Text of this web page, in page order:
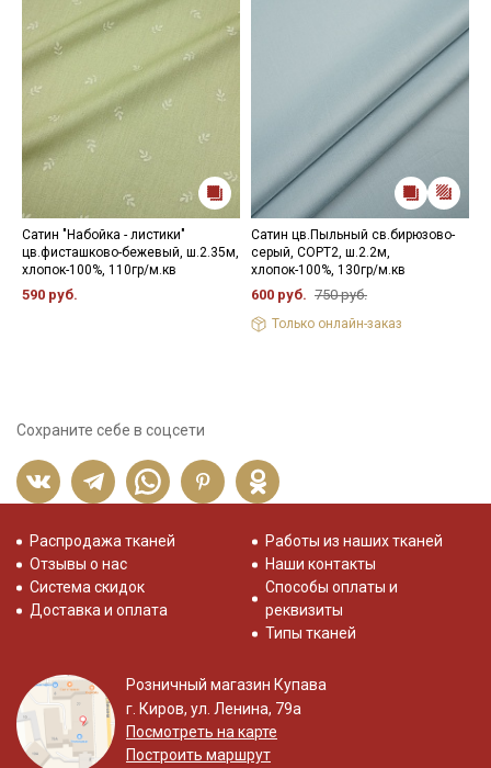
Сатин "Набойка - листики"
цв.фисташково-бежевый, ш.2.35м,
хлопок-100%, 110гр/м.кв
590 руб.
Сатин цв.Пыльный св.бирюзово-
серый, СОРТ2, ш.2.2м,
хлопок-100%, 130гр/м.кв
600 руб. 750 руб.
Только онлайн-заказ
Сохраните себе в соцсети
Распродажа тканей
Отзывы о нас
Система скидок
Доставка и оплата
Работы из наших тканей
Наши контакты
Способы оплаты и
реквизиты
Типы тканей
Розничный магазин Купава
г. Киров, ул. Ленина, 79а
Посмотреть на карте
Построить маршрут